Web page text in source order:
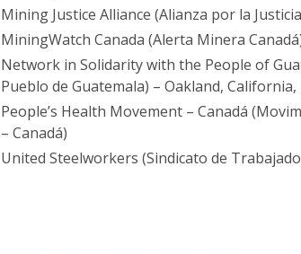
Mining Justice Alliance (Alianza por la
MiningWatch Canada (Alerta Minera
Network in Solidarity with the People of
Pueblo de Guatemala) – Oakland, California,
People’s Health Movement – Canadá
– Canadá)
United Steelworkers (Sindicato de